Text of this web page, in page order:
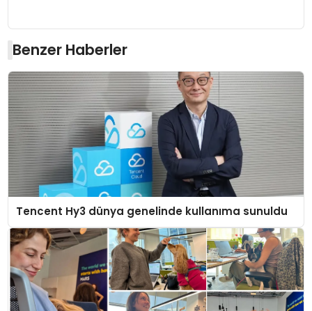
Benzer Haberler
Tencent Hy3 dünya genelinde kullanıma sunuldu